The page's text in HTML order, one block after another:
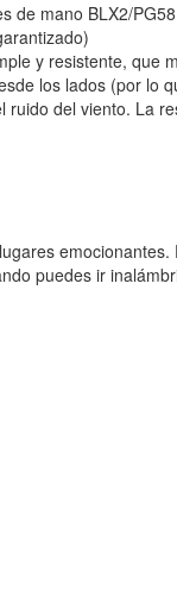
de mano BLX2/
y resistente,
los lados (por lo
del viento. La
puedes ir